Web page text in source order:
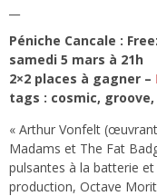
Péniche Cancale :
samedi 5 mars à 21h
2×2 places à gagner –
tags : cosmic, groove,
« Arthur Vonfelt
Madams et The Fat
pulsantes à la batterie
production, Octave